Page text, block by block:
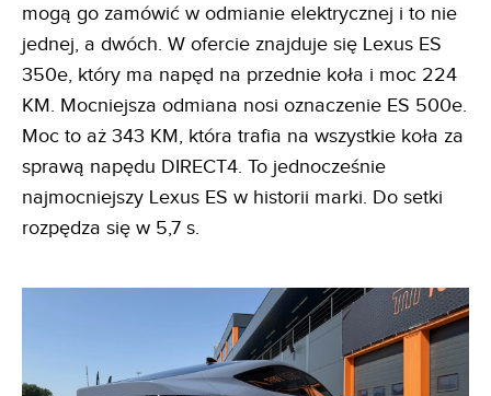
mogą go zamówić w odmianie elektrycznej i to nie
jednej, a dwóch. W ofercie znajduje się Lexus ES
350e, który ma napęd na przednie koła i moc 224
KM. Mocniejsza odmiana nosi oznaczenie ES 500e.
Moc to aż 343 KM, która trafia na wszystkie koła za
sprawą napędu DIRECT4. To jednocześnie
najmocniejszy Lexus ES w historii marki. Do setki
rozpędza się w 5,7 s.